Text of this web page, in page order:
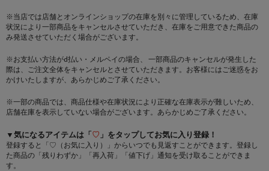
※当店では店舗とオンラインショップの在庫を別々に管理しているため、在庫
状況により一部商品をキャンセルさせていただき、在庫をご用意できた商品の
み発送させていただく場合がございます。
※お支払い方法がd払い・メルペイの場合、 一部商品のキャンセルが発生した
際は、ご注文全体をキャンセルとさせていただきます。お客様にはご迷惑をお
かけいたしますが、あらかじめご了承ください。
※一部の商品では、商品仕様や在庫状況により正確な在庫表示が難しいため、
店舗在庫を表示していない場合がございます。あらかじめご了承ください。
▼気になるアイテムは「♡ 」をタップしてお気に入り登録！
登録すると「♡（お気に入り）」からいつでも見返すことができます。登録し
た商品の「残りわずか」「再入荷」「値下げ」通知を受け取ることができま
す。